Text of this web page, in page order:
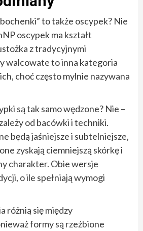
to także oscypek? Nie
oscypek ma kształt
z tradycyjnymi
walcowate to inna kategoria
choć często mylnie nazywana
są tak samo wędzone? Nie –
od bacówki i techniki.
będą jaśniejsze i subtelniejsze,
zyskają ciemniejszą skórkę i
charakter. Obie wersje
o ile spełniają wymogi
różnią się między
formy są rzeźbione